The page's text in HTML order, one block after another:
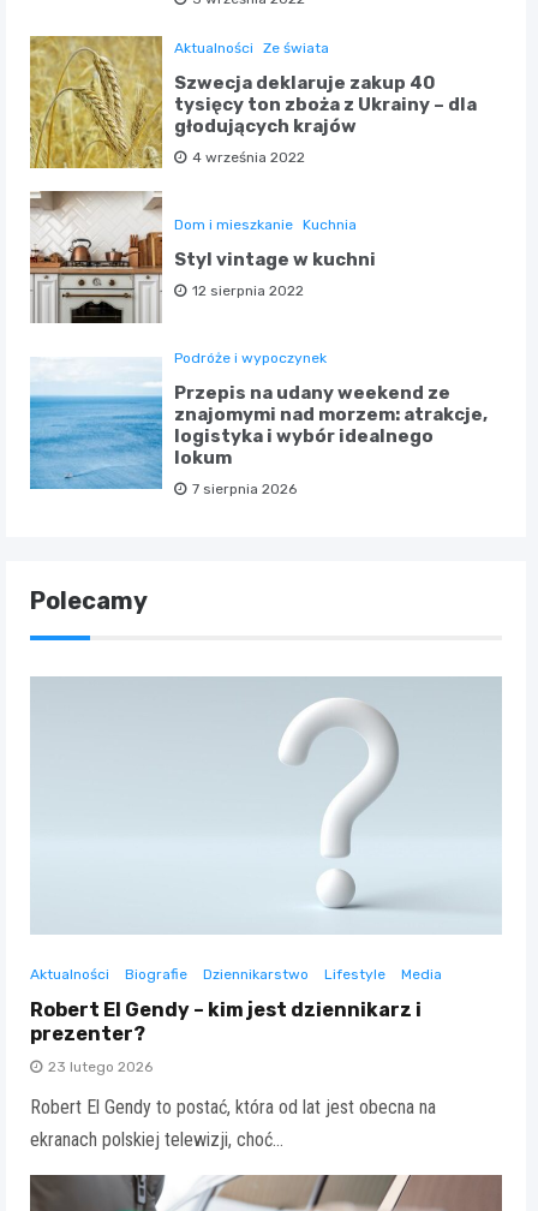
Aktualności Ze świata
Szwecja deklaruje zakup 40
tysięcy ton zboża z Ukrainy – dla
głodujących krajów
4 września 2022
Dom i mieszkanie Kuchnia
Styl vintage w kuchni
12 sierpnia 2022
Podróże i wypoczynek
Przepis na udany weekend ze
znajomymi nad morzem: atrakcje,
logistyka i wybór idealnego
lokum
7 sierpnia 2026
Polecamy
Aktualności Biografie Dziennikarstwo Lifestyle Media
Robert El Gendy – kim jest dziennikarz i
prezenter?
23 lutego 2026
Robert El Gendy to postać, która od lat jest obecna na
ekranach polskiej telewizji, choć…